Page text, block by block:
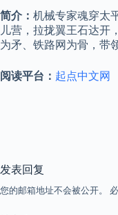
简介： 机械专家魂穿太
儿营，拉拢翼王石达开
为矛、铁路网为骨，带
阅读平台： 起点中文网
发表回复
您的邮箱地址不会被公开。